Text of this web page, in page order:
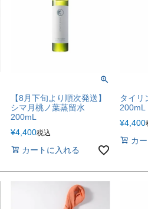
【8月下旬より順次発送】
シマ月桃ノ葉蒸留水
200mL
¥4,400税込
カートに入れる
タイリ
200mL
¥4,400
カ